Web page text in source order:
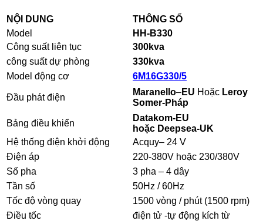
NỘI DUNG
THÔNG SỐ
Model
HH-B330
Công suất liên tục
300kva
công suất dự phòng
330kva
Model động cơ
6M16G330/5
Đầu phát điện
Maranello–EU Hoặc Leroy
Somer-Pháp
Bảng điều khiển
Datakom-EU
hoặc Deepsea-UK
Hệ thống điện khởi động
Acquy– 24 V
Điện áp
220-380V hoặc 230/380V
Số pha
3 pha – 4 dây
Tần số
50Hz / 60Hz
Tốc độ vòng quay
1500 vòng / phút (1500 rpm)
Điều tốc
điện tử -tự động kích từ